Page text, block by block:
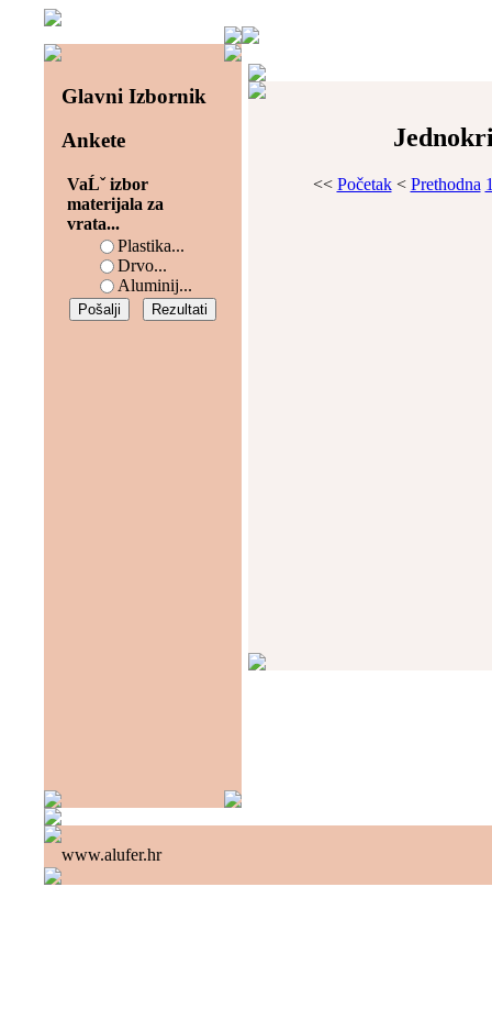
Glavni Izbornik
Ankete
VaĹˇ izbor
materijala za
vrata...
Plastika...
Drvo...
Aluminij...
<< Početak< Prethodna
www.alufer.hr